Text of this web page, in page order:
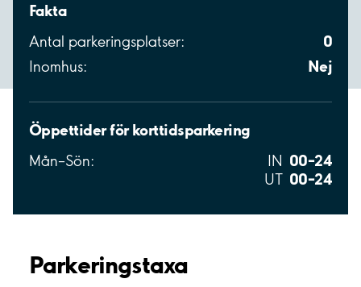
Fakta
Antal parkeringsplatser: 0
Inomhus: Nej
Öppettider för korttidsparkering
Mån–Sön: IN 00–24
UT 00–24
Parkeringstaxa